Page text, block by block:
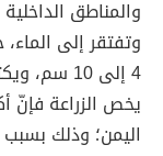
والمناطق
وتفتقر إلى
4 إلى 10 سم، ويكثر الضباب والندى في مناطقها
يخص الزراعة فإنّ
اليمن؛ وذلك بسبب